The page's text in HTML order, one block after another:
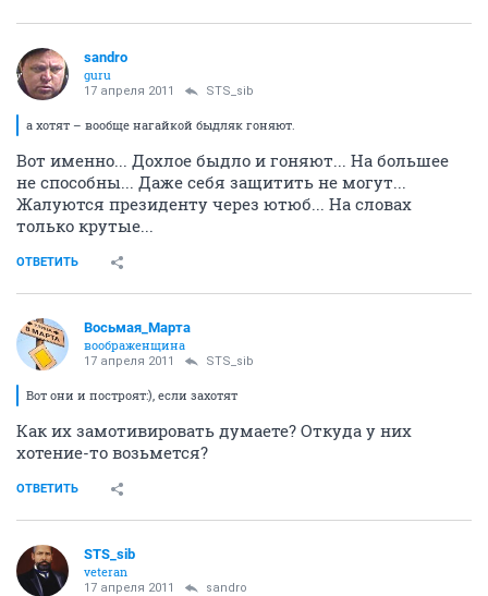
sandro
guru
17 апреля 2011 STS_sib
а хотят – вообще нагайкой быдляк гоняют.
Вот именно... Дохлое быдло и гоняют... На большее
не способны... Даже себя защитить не могут...
Жалуются президенту через ютюб... На словах
только крутые...
ОТВЕТИТЬ
Восьмая_Марта
воображенщина
17 апреля 2011 STS_sib
Вот они и построят:), если захотят
Как их замотивировать думаете? Откуда у них
хотение-то возьмется?
ОТВЕТИТЬ
STS_sib
veteran
17 апреля 2011 sandro